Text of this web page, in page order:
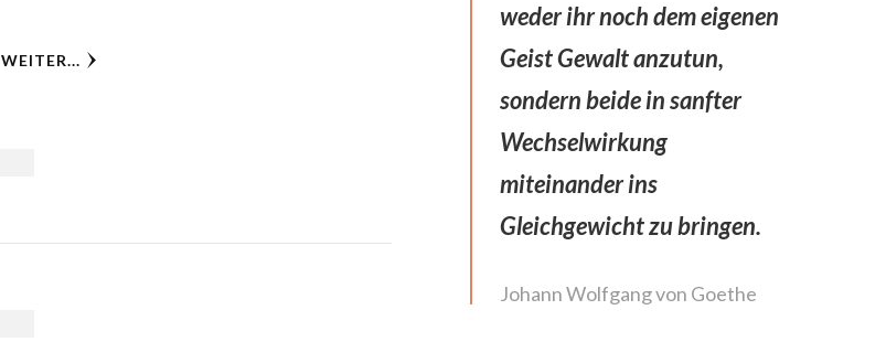
WEITER...
weder ihr noch dem eigenen
Geist Gewalt anzutun,
sondern beide in sanfter
Wechselwirkung
miteinander ins
Gleichgewicht zu bringen.
Johann Wolfgang von Goethe